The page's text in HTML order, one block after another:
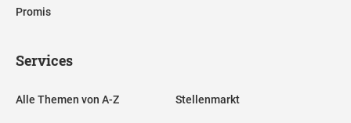
Promis
Services
Alle Themen von A-Z Stellenmarkt